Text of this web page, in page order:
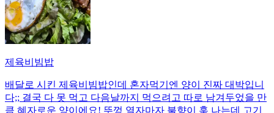
제육비빔밥
배달로 시킨 제육비빔밥인데 혼자먹기엔 양이 진짜 대박입니
다;; 결국 다 못 먹고 다음날까지 먹으려고 따로 남겨두었을 만
큼 혜자로운 양이에요! 뚜껑 열자마자 불향이 훅 나는데 고기